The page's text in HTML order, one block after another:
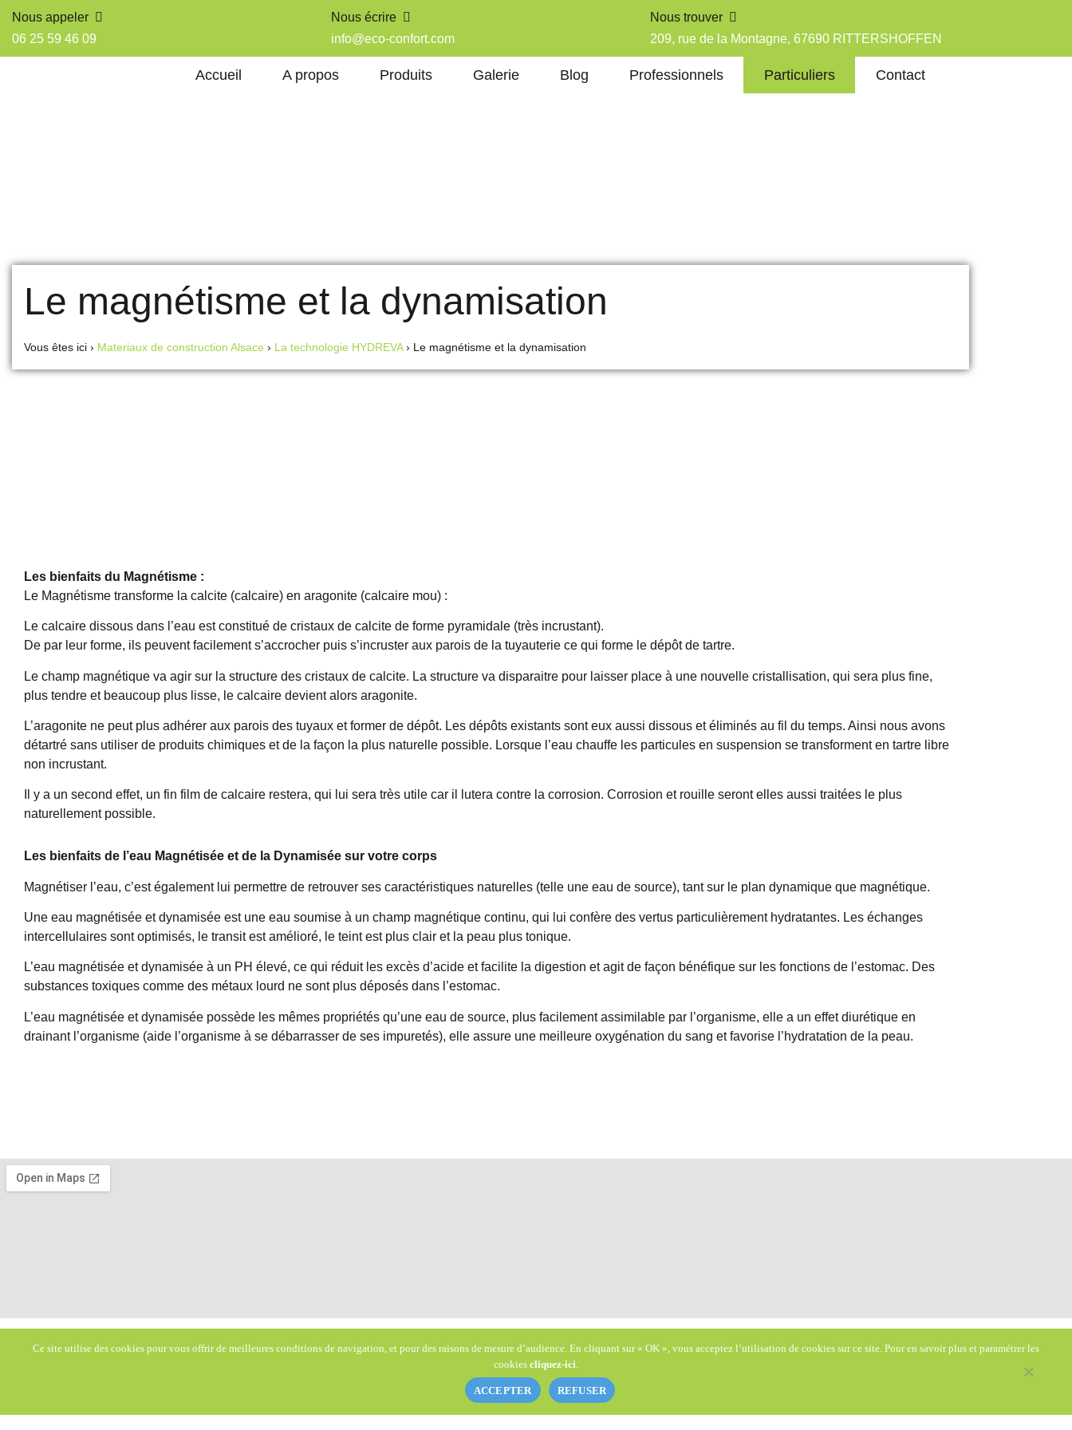
Nous appeler
06 25 59 46 09
Nous écrire
info@eco-confort.com
Nous trouver
209, rue de la Montagne, 67690 RITTERSHOFFEN
Accueil A propos Produits Galerie Blog Professionnels Particuliers Contact
Le magnétisme et la dynamisation
Vous êtes ici › Materiaux de construction Alsace › La technologie HYDREVA› Le magnétisme et la dynamisation
Les bienfaits du Magnétisme :
Le Magnétisme transforme la calcite (calcaire) en aragonite (calcaire mou) :
Le calcaire dissous dans l’eau est constitué de cristaux de calcite de forme pyramidale (très incrustant).
De par leur forme, ils peuvent facilement s’accrocher puis s’incruster aux parois de la tuyauterie ce qui forme le dépôt de tartre.
Le champ magnétique va agir sur la structure des cristaux de calcite. La structure va disparaitre pour laisser place à une nouvelle cristallisation, qui sera plus fine,
plus tendre et beaucoup plus lisse, le calcaire devient alors aragonite.
L’aragonite ne peut plus adhérer aux parois des tuyaux et former de dépôt. Les dépôts existants sont eux aussi dissous et éliminés au fil du temps. Ainsi nous avons
détartré sans utiliser de produits chimiques et de la façon la plus naturelle possible. Lorsque l’eau chauffe les particules en suspension se transforment en tartre libre
non incrustant.
Il y a un second effet, un fin film de calcaire restera, qui lui sera très utile car il lutera contre la corrosion. Corrosion et rouille seront elles aussi traitées le plus
naturellement possible.
Les bienfaits de l’eau Magnétisée et de la Dynamisée sur votre corps
Magnétiser l’eau, c’est également lui permettre de retrouver ses caractéristiques naturelles (telle une eau de source), tant sur le plan dynamique que magnétique.
Une eau magnétisée et dynamisée est une eau soumise à un champ magnétique continu, qui lui confère des vertus particulièrement hydratantes. Les échanges
intercellulaires sont optimisés, le transit est amélioré, le teint est plus clair et la peau plus tonique.
L’eau magnétisée et dynamisée à un PH élevé, ce qui réduit les excès d’acide et facilite la digestion et agit de façon bénéfique sur les fonctions de l’estomac. Des
substances toxiques comme des métaux lourd ne sont plus déposés dans l’estomac.
L’eau magnétisée et dynamisée possède les mêmes propriétés qu’une eau de source, plus facilement assimilable par l’organisme, elle a un effet diurétique en
drainant l’organisme (aide l’organisme à se débarrasser de ses impuretés), elle assure une meilleure oxygénation du sang et favorise l’hydratation de la peau.
RITTERSHOFFEN
Mail
info@eco-confort.com
8h30 - 12h & 13h30 - 18h
Ce site utilise des cookies pour vous offrir de meilleures conditions de navigation, et pour des raisons de mesure d’audience. En cliquant sur « OK », vous acceptez l’utilisation de cookies sur ce site. Pour en savoir plus et paramétrer les
cookies cliquez-ici.
ACCEPTER REFUSER